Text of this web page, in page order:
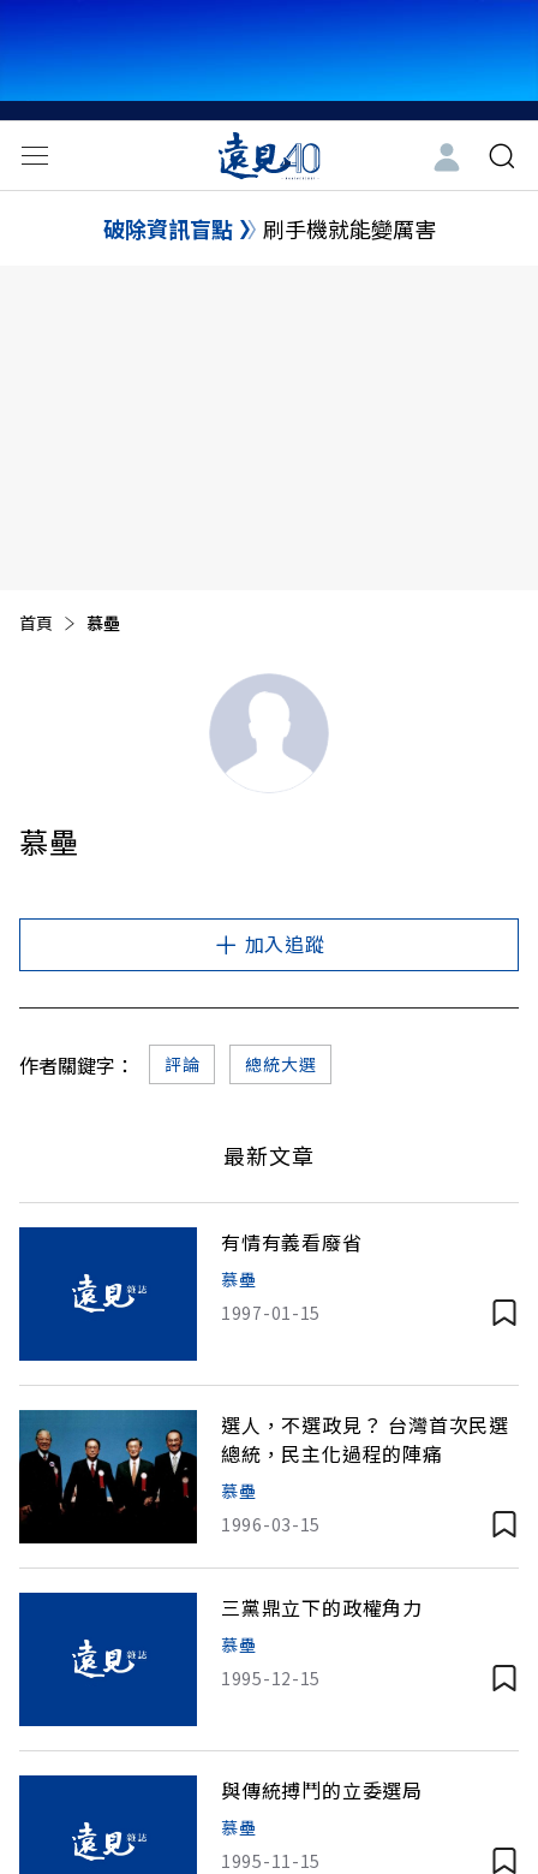
破除資訊盲點 刷手機就能變厲害
首頁 目前頁面：
慕壘
慕壘
加入追蹤
作者關鍵字： 評論 總統大選
最新文章
有情有義看廢省
慕壘
1997-01-15
選人，不選政見？ 台灣首次民選
總統，民主化過程的陣痛
慕壘
1996-03-15
三黨鼎立下的政權角力
慕壘
1995-12-15
與傳統搏鬥的立委選局
慕壘
1995-11-15